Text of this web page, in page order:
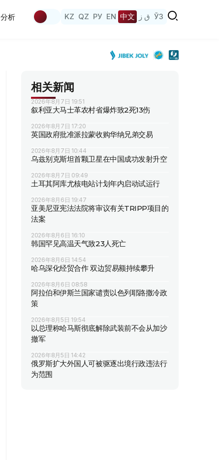
分析 KZ QZ РУ EN 中文 ق ز ЎЗ
相关新闻
2026年8月7日 19:51
叙利亚大马士革农村省爆炸致2死13伤
2026年8月7日 17:20
英国政府批准派拉蒙收购华纳兄弟交易
2026年8月7日 10:44
乌兹别克斯坦首颗卫星在中国成功发射升空
2026年8月7日 09:49
土耳其阿库尤核电站计划年内启动试运行
2026年8月6日 19:47
亚美尼亚宪法法院将审议有关TRIPP项目的
法案
2026年8月6日 16:10
韩国罕见高温天气致23人死亡
2026年8月6日 14:54
哈乌深化经贸合作 双边贸易额持续攀升
2026年8月6日 08:58
阿拉伯和伊斯兰国家谴责以色列耶路撒冷政
策
2026年8月5日 19:54
以总理称哈马斯彻底解除武装前不会从加沙
撤军
2026年8月5日 14:42
俄罗斯扩大外国人可被驱逐出境行政违法行
为范围